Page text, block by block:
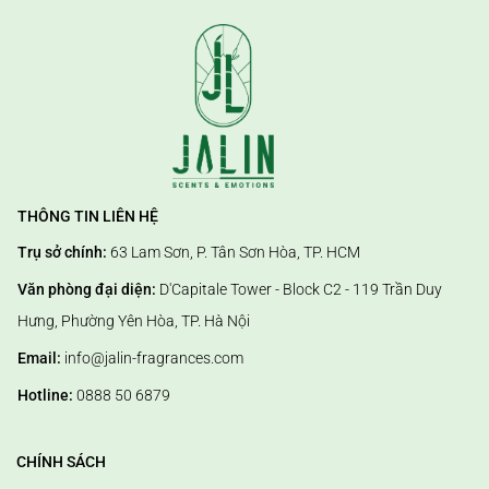
THÔNG TIN LIÊN HỆ
Trụ sở chính: 63 Lam Sơn, P. Tân Sơn Hòa, TP. HCM
Văn phòng đại diện: D'Capitale Tower - Block C2 - 119 Trần Duy
Hưng, Phường Yên Hòa, TP. Hà Nội
Email: info@jalin-fragrances.com
Hotline: 0888 50 6879
CHÍNH SÁCH